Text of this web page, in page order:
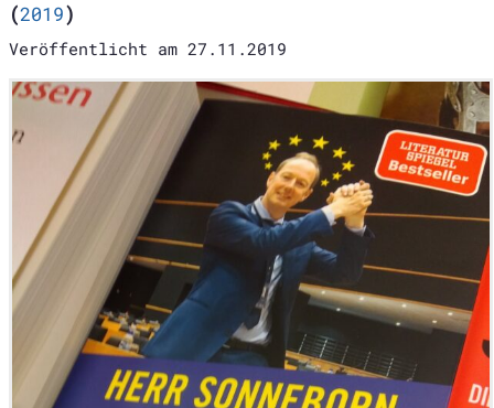
(2019)
Veröffentlicht am 27.11.2019